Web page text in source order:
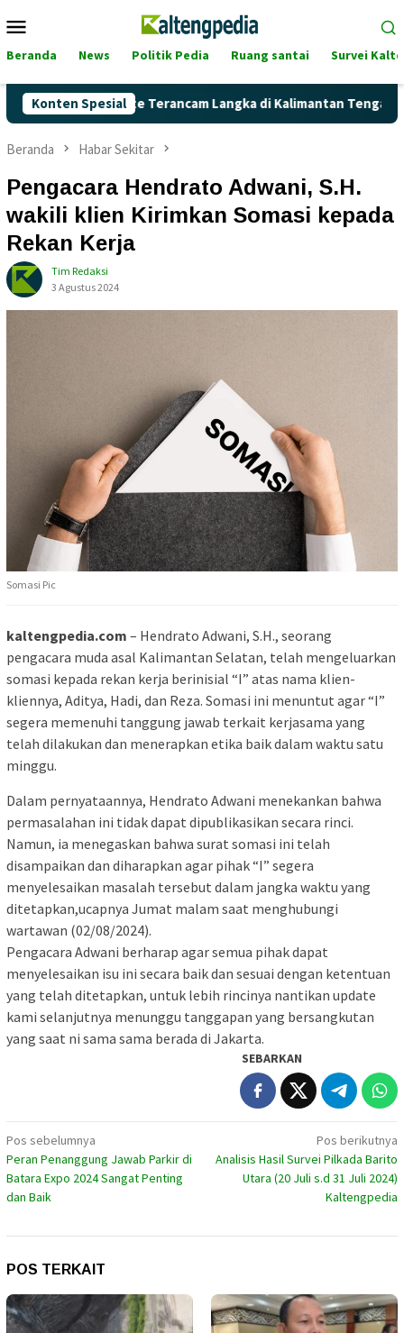
ke
Mobile
Beranda News Politik Pedia Ruang santai Survei
Konten Spesial
Pertalite Terancam Langka di Kalimantan Tengah?
Beranda Habar Sekitar
Pengacara Hendrato Adwani, S.H.
wakili klien Kirimkan Somasi kepada
Rekan Kerja
Tim Redaksi
3 Agustus 2024
Somasi Pic
kaltengpedia.com – Hendrato Adwani, S.H., seorang
pengacara muda asal Kalimantan Selatan, telah mengeluarkan
somasi kepada rekan kerja berinisial “I” atas nama klien-
kliennya, Aditya, Hadi, dan Reza. Somasi ini menuntut agar “I”
segera memenuhi tanggung jawab terkait kerjasama yang
telah dilakukan dan menerapkan etika baik dalam waktu satu
minggu.
Dalam pernyataannya, Hendrato Adwani menekankan bahwa
permasalahan ini tidak dapat dipublikasikan secara rinci.
Namun, ia menegaskan bahwa surat somasi ini telah
disampaikan dan diharapkan agar pihak “I” segera
menyelesaikan masalah tersebut dalam jangka waktu yang
ditetapkan,ucapnya Jumat malam saat menghubungi
wartawan (02/08/2024).
Pengacara Adwani berharap agar semua pihak dapat
menyelesaikan isu ini secara baik dan sesuai dengan ketentuan
yang telah ditetapkan, untuk lebih rincinya nantikan update
kami selanjutnya menunggu tanggapan yang bersangkutan
yang saat ni sama sama berada di Jakarta.
SEBARKAN
Navigasi
pos
Pos sebelumnya
Peran Penanggung Jawab Parkir di
Batara Expo 2024 Sangat Penting
dan Baik
Pos berikutnya
Analisis Hasil Survei Pilkada Barito
Utara (20 Juli s.d 31 Juli 2024)
Kaltengpedia
POS TERKAIT